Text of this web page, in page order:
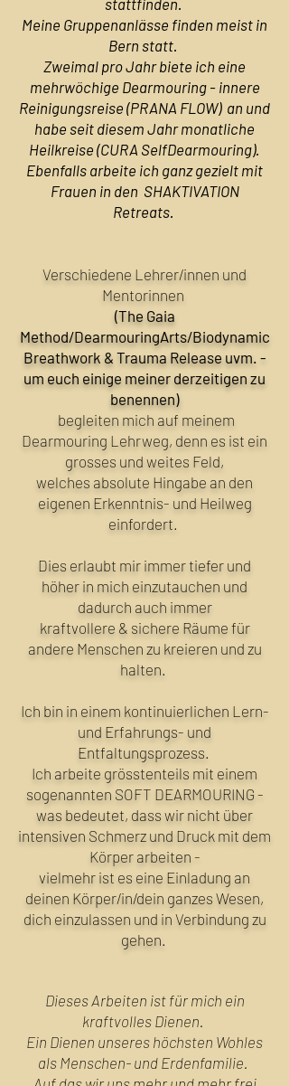
stattfinden.
Meine Gruppenanlässe finden meist in
Bern statt.
Zweimal pro Jahr biete ich eine
mehrwöchige Dearmouring - innere
Reinigungsreise (PRANA FLOW) an und
habe seit diesem Jahr monatliche
Heilkreise (CURA SelfDearmouring).
Ebenfalls arbeite ich ganz gezielt mit
Frauen in den SHAKTIVATION
Retreats.
Verschiedene Lehrer/innen und
Mentorinnen
(The Gaia
Method/DearmouringArts/Biodynamic
Breathwork & Trauma Release uvm. -
um euch einige meiner derzeitigen zu
benennen)
begleiten mich auf meinem
Dearmouring Lehrweg, denn es ist ein
grosses und weites Feld,
welches absolute Hingabe an den
eigenen Erkenntnis- und Heilweg
einfordert.
Dies erlaubt mir immer tiefer und
höher in mich einzutauchen und
dadurch auch immer
kraftvollere & sichere Räume für
andere Menschen zu kreieren und zu
halten.
Ich bin in einem kontinuierlichen Lern-
und Erfahrungs- und
Entfaltungsprozess.
Ich arbeite grösstenteils mit einem
sogenannten SOFT DEARMOURING -
was bedeutet, dass wir nicht über
intensiven Schmerz und Druck mit dem
Körper arbeiten -
vielmehr ist es eine Einladung an
deinen Körper/in/dein ganzes Wesen,
dich einzulassen und in Verbindung zu
gehen.
Dieses Arbeiten ist für mich ein
kraftvolles Dienen.
Ein Dienen unseres höchsten Wohles
als Menschen- und Erdenfamilie.